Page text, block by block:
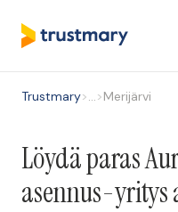
Trustmary>…>Merijärvi
Löydä paras
asennus-